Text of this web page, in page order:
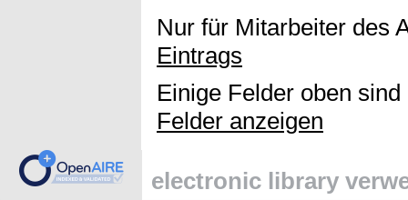
Nur für Mitarbeiter des
Eintrags
Einige Felder oben
Felder anzeigen
electronic library